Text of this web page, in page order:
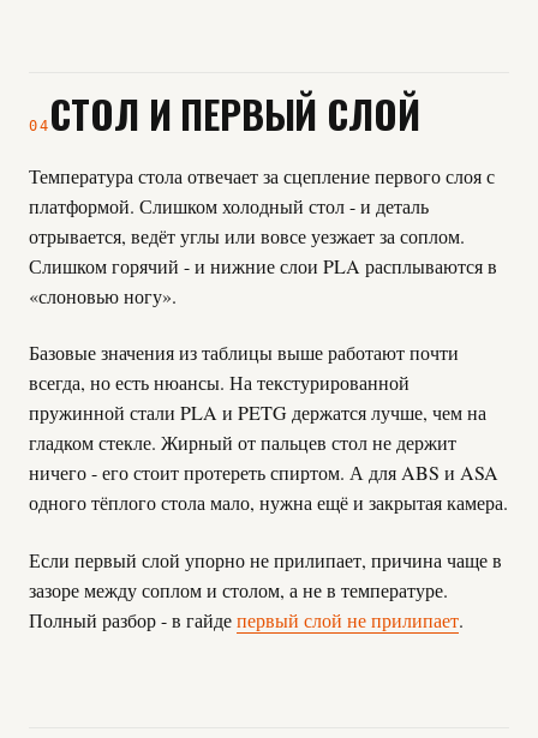
04 СТОЛ И ПЕРВЫЙ СЛОЙ
Температура стола отвечает за сцепление первого слоя с
платформой. Слишком холодный стол - и деталь
отрывается, ведёт углы или вовсе уезжает за соплом.
Слишком горячий - и нижние слои PLA расплываются в
«слоновью ногу».
Базовые значения из таблицы выше работают почти
всегда, но есть нюансы. На текстурированной
пружинной стали PLA и PETG держатся лучше, чем на
гладком стекле. Жирный от пальцев стол не держит
ничего - его стоит протереть спиртом. А для ABS и ASA
одного тёплого стола мало, нужна ещё и закрытая камера.
Если первый слой упорно не прилипает, причина чаще в
зазоре между соплом и столом, а не в температуре.
Полный разбор - в гайдепервый слой не прилипает.